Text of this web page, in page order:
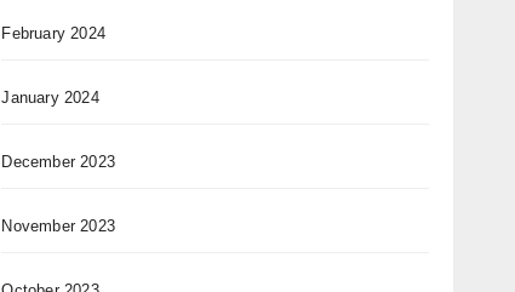
February 2024
January 2024
December 2023
November 2023